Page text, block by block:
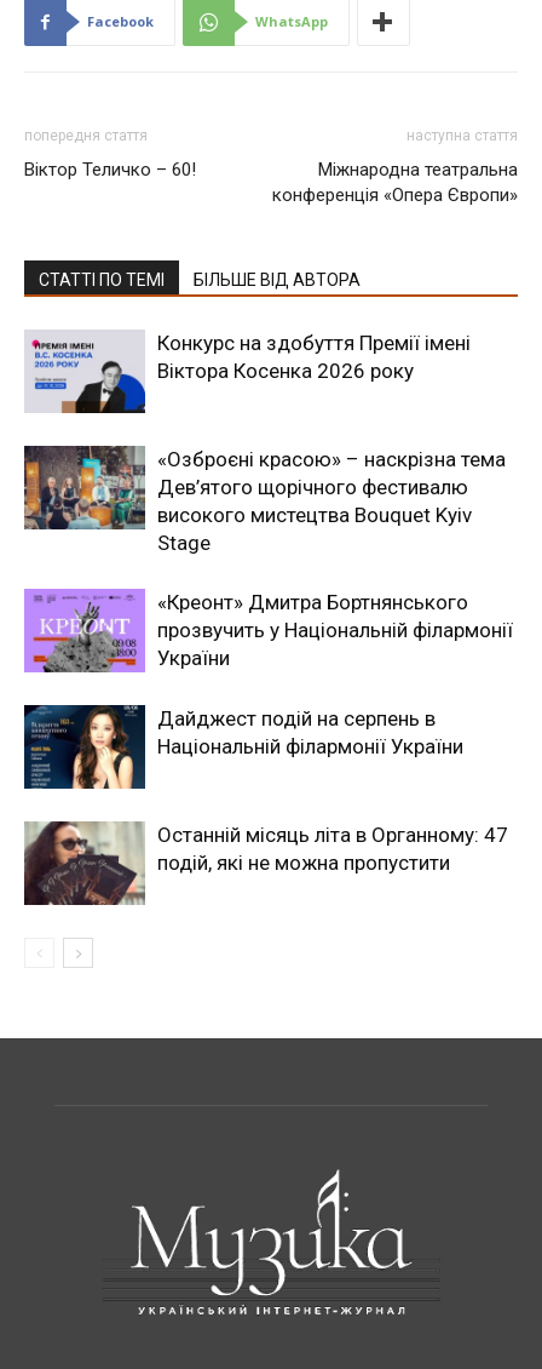
Facebook WhatsApp
попередня стаття
Віктор Теличко – 60!
наступна стаття
Міжнародна театральна
конференція «Опера Європи»
СТАТТІ ПО ТЕМІ БІЛЬШЕ ВІД АВТОРА
Конкурс на здобуття Премії імені
Віктора Косенка 2026 року
«Озброєні красою» – наскрізна тема
Дев’ятого щорічного фестивалю
високого мистецтва Bouquet Kyiv
Stage
«Креонт» Дмитра Бортнянського
прозвучить у Національній філармонії
України
Дайджест подій на серпень в
Національній філармонії України
Останній місяць літа в Органному: 47
подій, які не можна пропустити